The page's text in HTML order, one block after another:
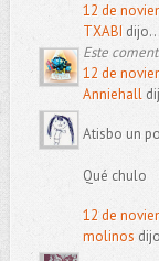
12 de
TXABI dijo...
Este
12 de
Anniehall
Atisbo un
Qué chulo
12 de
molinos